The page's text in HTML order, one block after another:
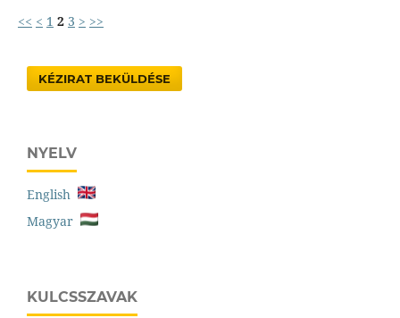
<< < 1 2 3 > >>
KÉZIRAT BEKÜLDÉSE
NYELV
English
Magyar
KULCSSZAVAK